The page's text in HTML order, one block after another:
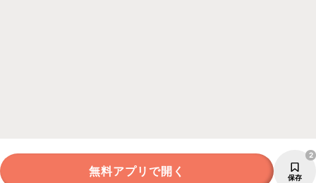
無料アプリで開く 保存
2